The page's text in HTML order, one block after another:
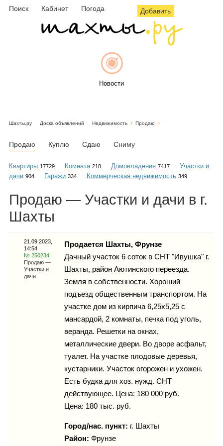
Поиск Кабинет Погода Добавить
Новости
Объявления
Инфо
Гороскоп
Карты
Шахты.ру Доска объявлений Недвижимость Продаю
Продаю Куплю Сдаю Сниму
Квартиры 17729 Комната 218 Домовладения 7417
Участки и
дачи 904 Гаражи 334 Коммерческая недвижимость 349
Продаю — Участки и дачи в г.
Шахты
21.09.2023,
14:54
№ 250234
Продаю —
Участки и
дачи
Продается Шахты, Фрунзе
Дачный участок 6 соток в СНТ "Ивушка" г.
Шахты, район Аютинского переезда.
Земля в собственности. Хороший
подъезд общественным транспортом. На
участке дом из кирпича 6,25х5,25 с
мансардой, 2 комнаты, печка под уголь,
веранда. Решетки на окнах,
металлические двери. Во дворе асфальт,
туалет. На участке плодовые деревья,
кустарники. Участок огорожен и ухожен.
Есть будка для хоз. нужд. СНТ
действующее. Цена: 180 000 руб.
Цена: 180 тыс. руб.
Город/нас. пункт: г. Шахты
Район: Фрунзе